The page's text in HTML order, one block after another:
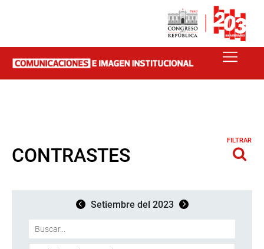
CONTRASTES
FILTRAR
Setiembre del 2023